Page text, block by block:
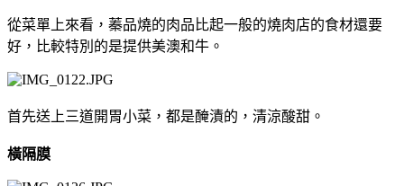
從菜單上來看，蓁品燒的肉品比起一般的燒肉店的食材還要
好，比較特別的是提供美澳和牛。
首先送上三道開胃小菜，都是醃漬的，清涼酸甜。
橫隔膜